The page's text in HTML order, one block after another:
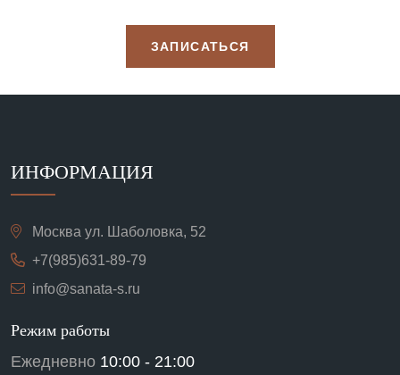
ЗАПИСАТЬСЯ
ИНФОРМАЦИЯ
Москва ул. Шаболовка, 52
+7(985)631-89-79
info@sanata-s.ru
Режим работы
Ежедневно 10:00 - 21:00